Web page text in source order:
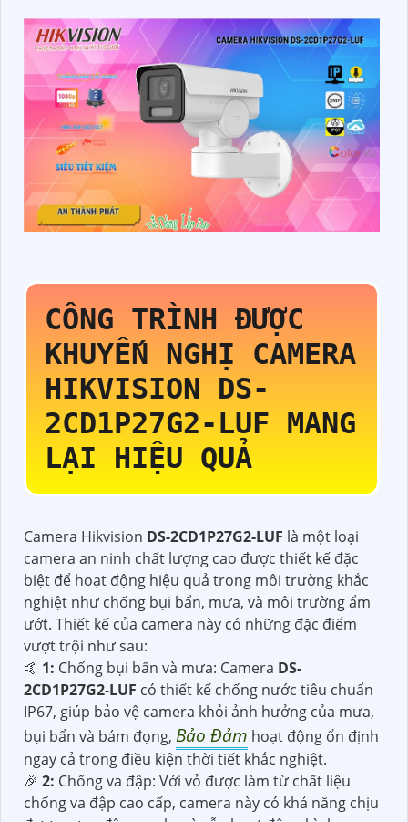
CÔNG TRÌNH ĐƯỢC
KHUYẾN NGHỊ CAMERA
HIKVISION DS-
2CD1P27G2-LUF MANG
LẠI HIỆU QUẢ
Camera Hikvision DS-2CD1P27G2-LUF là một loại
camera an ninh chất lượng cao được thiết kế đặc
biệt để hoạt động hiệu quả trong môi trường khắc
nghiệt như chống bụi bẩn, mưa, và môi trường ẩm
ướt. Thiết kế của camera này có những đặc điểm
vượt trội như sau:
️🤙 1: Chống bụi bẩn và mưa: Camera DS-
2CD1P27G2-LUF có thiết kế chống nước tiêu chuẩn
IP67, giúp bảo vệ camera khỏi ảnh hưởng của mưa,
bụi bẩn và bám đọng, Bảo Đảm hoạt động ổn định
ngay cả trong điều kiện thời tiết khắc nghiệt.
️🎉 2: Chống va đập: Với vỏ được làm từ chất liệu
chống va đập cao cấp, camera này có khả năng chịu